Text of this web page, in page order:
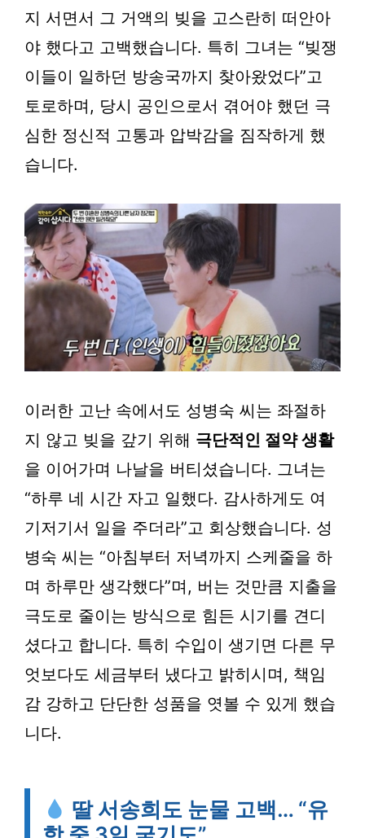
지 서면서 그 거액의 빚을 고스란히 떠안아
야 했다고 고백했습니다. 특히 그녀는 “빚쟁
이들이 일하던 방송국까지 찾아왔었다”고
토로하며, 당시 공인으로서 겪어야 했던 극
심한 정신적 고통과 압박감을 짐작하게 했
습니다.
이러한 고난 속에서도 성병숙 씨는 좌절하
지 않고 빚을 갚기 위해 극단적인 절약 생활
을 이어가며 나날을 버티셨습니다. 그녀는
“하루 네 시간 자고 일했다. 감사하게도 여
기저기서 일을 주더라”고 회상했습니다. 성
병숙 씨는 “아침부터 저녁까지 스케줄을 하
며 하루만 생각했다”며, 버는 것만큼 지출을
극도로 줄이는 방식으로 힘든 시기를 견디
셨다고 합니다. 특히 수입이 생기면 다른 무
엇보다도 세금부터 냈다고 밝히시며, 책임
감 강하고 단단한 성품을 엿볼 수 있게 했습
니다.
딸 서송희도 눈물 고백… “유